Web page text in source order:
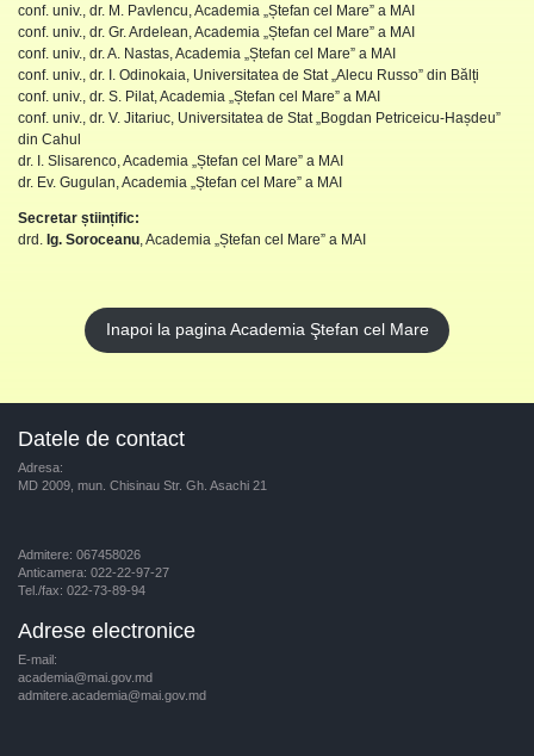
conf. univ., dr. M. Pavlencu, Academia „Ștefan cel Mare” a MAI
conf. univ., dr. Gr. Ardelean, Academia „Ștefan cel Mare” a MAI
conf. univ., dr. A. Nastas, Academia „Ștefan cel Mare” a MAI
conf. univ., dr. I. Odinokaia, Universitatea de Stat „Alecu Russo” din Bălți
conf. univ., dr. S. Pilat, Academia „Ștefan cel Mare” a MAI
conf. univ., dr. V. Jitariuc, Universitatea de Stat „Bogdan Petriceicu-Hașdeu”
din Cahul
dr. I. Slisarenco, Academia „Ștefan cel Mare” a MAI
dr. Ev. Gugulan, Academia „Ștefan cel Mare” a MAI
Secretar științific:
drd. Ig. Soroceanu, Academia „Ștefan cel Mare” a MAI
Inapoi la pagina Academia Ştefan cel Mare
Datele de contact
Adresa:
MD 2009, mun. Chisinau Str. Gh. Asachi 21
Admitere: 067458026
Anticamera: 022-22-97-27
Tel./fax: 022-73-89-94
Adrese electronice
E-mail:
academia@mai.gov.md
admitere.academia@mai.gov.md